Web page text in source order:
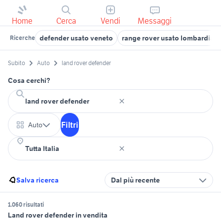
Home Cerca Vendi Messaggi
Ricerche defender usato veneto range rover usato lombardia
Subito Auto land rover defender
Cosa cerchi?
Auto Filtri
Salva ricerca Dal più recente
1.060 risultati
Land rover defender in vendita